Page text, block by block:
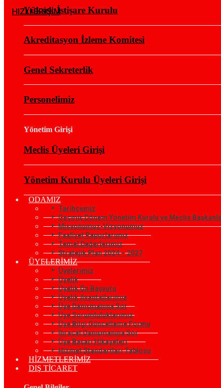
HIZLI ERİŞİM
Yüksek İstişare Kurulu
Akreditasyon İzleme Komitesi
Genel Sekreterlik
Personelimiz
Yönetim Girişi
Meclis Üyeleri Girişi
Yönetim Kurulu Üyeleri Girişi
ODAMIZ
Tarihçemiz
Geçmiş Dönem Yönetim Kurulu ve Meclis
Misyonumuz-Vizyonumuz
Faaliyet Raporlarımız
Temel Değerlerimiz
Stratejik Plan 2024 – 2027
ÜYELERİMİZ
Üyelerimiz
Üyelik
Üyelik Ön Başvuru
Üyelik Avantajlarımız
Üye Danışmanına Sor
Üye Sorumluluklarımız
Üye Bilgi Güncelleme Formu
İhracat Danışmanına Sor
Üye Başarı Hikayeleri
Hizmet Standartları Tablosu
HİZMETLERİMİZ
DIŞ TİCARET